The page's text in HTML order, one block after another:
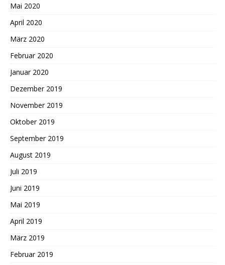
Mai 2020
April 2020
März 2020
Februar 2020
Januar 2020
Dezember 2019
November 2019
Oktober 2019
September 2019
August 2019
Juli 2019
Juni 2019
Mai 2019
April 2019
März 2019
Februar 2019